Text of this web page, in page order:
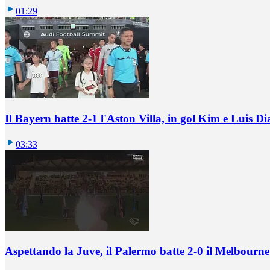
01:29
Il Bayern batte 2-1 l'Aston Villa, in gol Kim e Luis
03:33
Aspettando la Juve, il Palermo batte 2-0 il